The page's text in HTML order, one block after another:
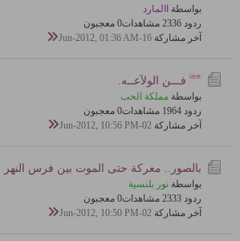
بواسطة
االمارد
ردود 6
233 مشاهدات
0 معجبون
آخر مشاركة 16-Jun-2012, 01:36 AM
فـــن الولآعــه.
بواسطة مملكة الحب
ردود 4
196 مشاهدات
0 معجبون
آخر مشاركة 02-Jun-2012, 10:56 PM
بالصور.. معركة حتى الموت بين فرس النهر
بواسطة نور بلنسية
ردود 3
233 مشاهدات
0 معجبون
آخر مشاركة 02-Jun-2012, 10:50 PM